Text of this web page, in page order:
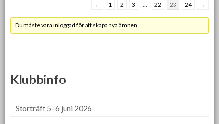
←
1 2 3 22 23 24 →
Du måste vara inloggad för att skapa nya ämnen.
Klubbinfo
Storträff 5–6 juni 2026